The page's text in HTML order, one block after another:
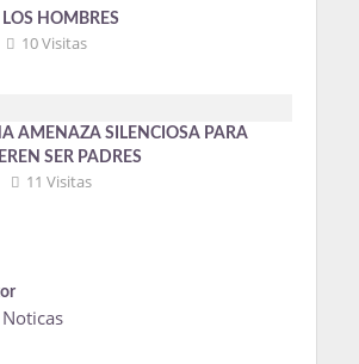
LOS HOMBRES
10 Visitas
AMENAZA SILENCIOSA PARA
SER PADRES
11 Visitas